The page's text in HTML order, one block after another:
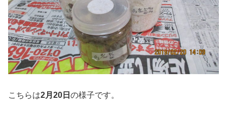
こちらは2月20日 の様子です。